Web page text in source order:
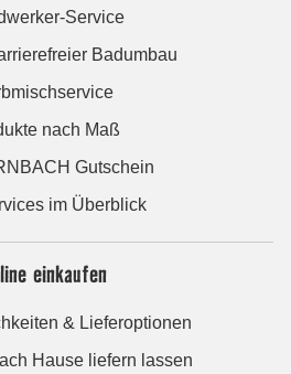
Service
Badumbau
nach Maß
Gutschein
im Überblick
einkaufen
& Lieferoptionen
Hause liefern lassen